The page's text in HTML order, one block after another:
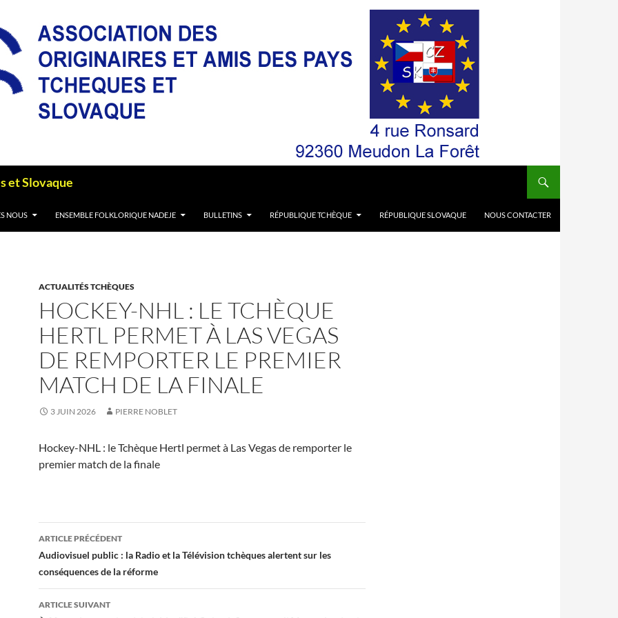
et Slovaque
NOUS ENSEMBLE FOLKLORIQUE NADEJE BULLETINS RÉPUBLIQUE TCHÈQUE RÉPUBLIQUE SLOVAQUE NOUS CONTACTER
ACTUALITÉS TCHÈQUES
HOCKEY-NHL : LE TCHÈQUE
HERTL PERMET À LAS VEGAS
DE REMPORTER LE PREMIER
MATCH DE LA FINALE
3 JUIN 2026 PIERRE NOBLET
Hockey-NHL : le Tchèque Hertl permet à Las Vegas de remporter le
premier match de la finale
Navigation
des
articles
ARTICLE PRÉCÉDENT
Audiovisuel public : la Radio et la Télévision tchèques alertent sur les
conséquences de la réforme
ARTICLE SUIVANT